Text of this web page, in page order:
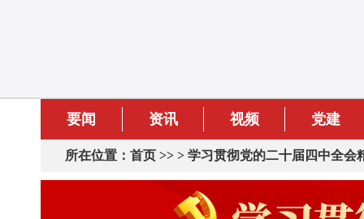
要闻 资讯 视频 党建
所在位置： 首页 >> > 学习贯彻党的二十届四中全会